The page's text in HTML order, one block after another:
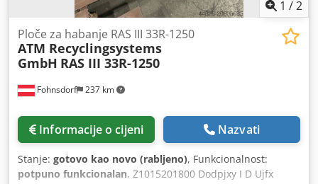
1 /2
Fohnsdorf 237 km
Ploče za habanje RAS III 33R-1250
ATM Recyclingsystems
GmbH RAS III 33R-1250
Informacije o cijeni Nazvati
Stanje: gotovo kao novo (rabljeno), Funkcionalnost:
potpuno funkcionalan, Z1015201800 Dodpjxy I D Ujfx